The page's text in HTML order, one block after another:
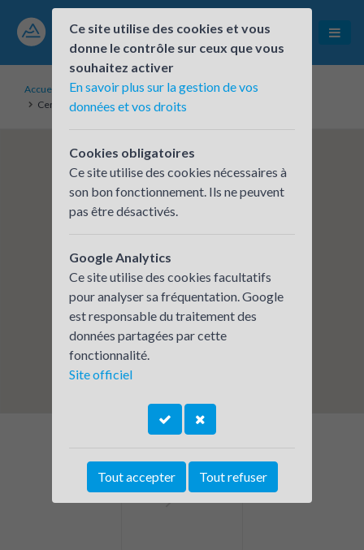
Accueil
Établissements inscrits
Centre des finances publiques Voiron
Ce site utilise des cookies et vous
donne le contrôle sur ceux que vous
souhaitez activer
En savoir plus sur la gestion de vos
données et vos droits
Cookies obligatoires
Ce site utilise des cookies nécessaires à
son bon fonctionnement. Ils ne peuvent
pas être désactivés.
Google Analytics
Ce site utilise des cookies facultatifs
pour analyser sa fréquentation. Google
est responsable du traitement des
données partagées par cette
fonctionnalité.
Site officiel
Tout accepter Tout refuser